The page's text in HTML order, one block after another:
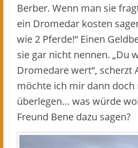
Berber. Wenn man sie
ein Dromedar kosten
wie 2 Pferde!“ Einen
sie gar nicht nennen. „Du
Dromedare wert“, scherzt
möchte ich mir dann doch
überlegen… was würde
Freund Bene dazu sagen?